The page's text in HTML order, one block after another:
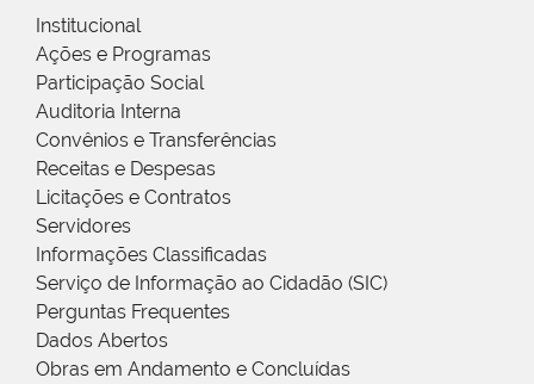
Institucional
Ações e Programas
Participação Social
Auditoria Interna
Convênios e Transferências
Receitas e Despesas
Licitações e Contratos
Servidores
Informações Classificadas
Serviço de Informação ao Cidadão (SIC)
Perguntas Frequentes
Dados Abertos
Obras em Andamento e Concluídas